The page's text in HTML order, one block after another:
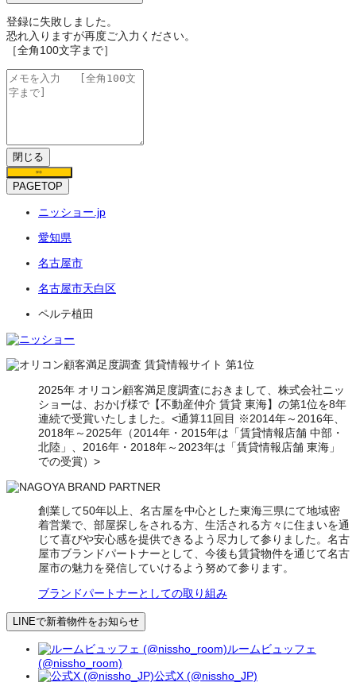
登録に失敗しました。
恐れ入りますが再度ご入力ください。
［全角100文字まで］
閉じる
保存
PAGETOP
ニッショー.jp
愛知県
名古屋市
名古屋市天白区
ペルテ植田
2025年 オリコン顧客満足度調査におきまして、株式会社ニッ
ショーは、おかげ様で【不動産仲介 賃貸 東海】の第1位を8年
連続で受賞いたしました。<通算11回目 ※2014年～2016年、
2018年～2025年（2014年・2015年は「賃貸情報店舗 中部・
北陸」、2016年・2018年～2023年は「賃貸情報店舗 東海」
での受賞）>
創業して50年以上、名古屋を中心とした東海三県にて地域密
着営業で、部屋探しをされる方、生活される方々に住まいを通
じて喜びや安心感を提供できるよう尽力して参りました。名古
屋市ブランドパートナーとして、今後も賃貸物件を通じて名古
屋市の魅力を発信していけるよう努めて参ります。
ブランドパートナーとしての取り組み
LINEで新着物件をお知らせ
ルームビュッフェ
(@nissho_room)
公式X (@nissho_JP)